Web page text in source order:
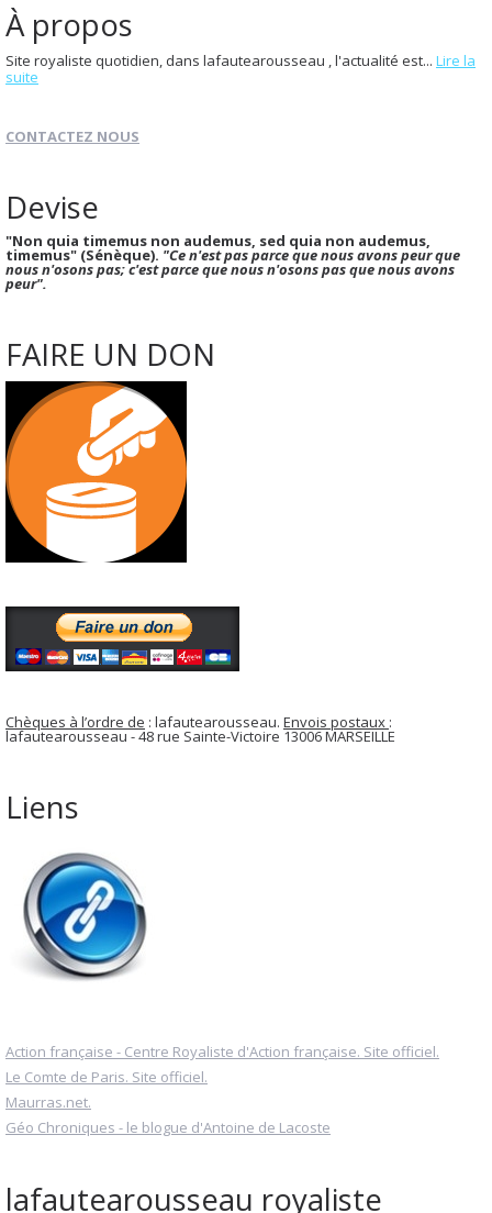
À propos
Site royaliste quotidien, dans lafautearousseau , l'actualité est... Lire la
suite
CONTACTEZ NOUS
Devise
"Non quia timemus non audemus, sed quia non audemus,
timemus" (Sénèque). "Ce n'est pas parce que nous avons peur que
nous n'osons pas; c'est parce que nous n'osons pas que nous avons
peur".
FAIRE UN DON
Chèques à l’ordre de : lafautearousseau. Envois postaux :
lafautearousseau - 48 rue Sainte-Victoire 13006 MARSEILLE
Liens
Action française - Centre Royaliste d'Action française. Site officiel.
Le Comte de Paris. Site officiel.
Maurras.net.
Géo Chroniques - le blogue d'Antoine de Lacoste
lafautearousseau royaliste